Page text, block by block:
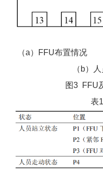
（a）
（b）人
图3 FFU
表